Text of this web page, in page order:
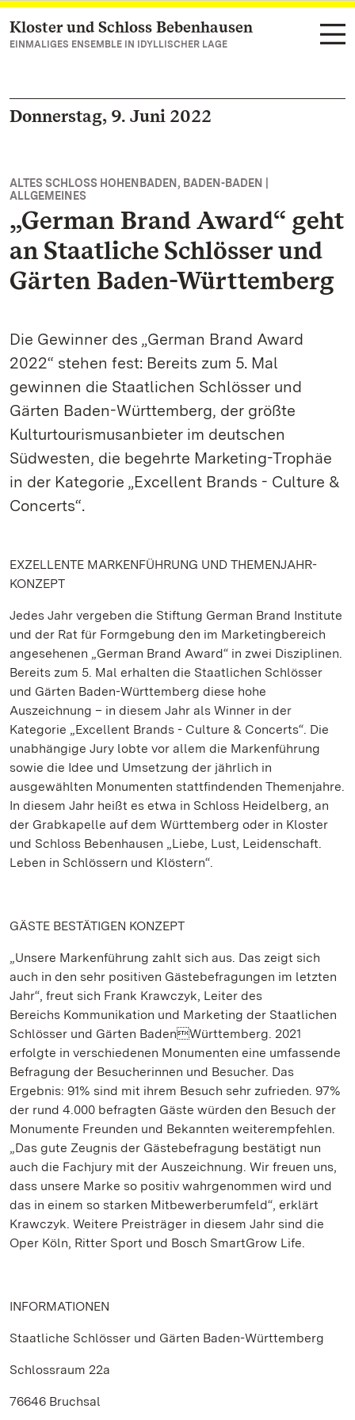
Zum Hauptinhalt springen
Kloster und Schloss Bebenhausen
EINMALIGES ENSEMBLE IN IDYLLISCHER LAGE
Donnerstag, 9. Juni 2022
ALTES SCHLOSS HOHENBADEN, BADEN-BADEN |
ALLGEMEINES
„German Brand Award“ geht
an Staatliche Schlösser und
Gärten Baden-Württemberg
Die Gewinner des „German Brand Award
2022“ stehen fest: Bereits zum 5. Mal
gewinnen die Staatlichen Schlösser und
Gärten Baden-Württemberg, der größte
Kulturtourismusanbieter im deutschen
Südwesten, die begehrte Marketing-Trophäe
in der Kategorie „Excellent Brands - Culture &
Concerts“.
EXZELLENTE MARKENFÜHRUNG UND THEMENJAHR-
KONZEPT
Jedes Jahr vergeben die Stiftung German Brand Institute
und der Rat für Formgebung den im Marketingbereich
angesehenen „German Brand Award“ in zwei Disziplinen.
Bereits zum 5. Mal erhalten die Staatlichen Schlösser
und Gärten Baden-Württemberg diese hohe
Auszeichnung – in diesem Jahr als Winner in der
Kategorie „Excellent Brands - Culture & Concerts“. Die
unabhängige Jury lobte vor allem die Markenführung
sowie die Idee und Umsetzung der jährlich in
ausgewählten Monumenten stattfindenden Themenjahre.
In diesem Jahr heißt es etwa in Schloss Heidelberg, an
der Grabkapelle auf dem Württemberg oder in Kloster
und Schloss Bebenhausen „Liebe, Lust, Leidenschaft.
Leben in Schlössern und Klöstern“.
GÄSTE BESTÄTIGEN KONZEPT
„Unsere Markenführung zahlt sich aus. Das zeigt sich
auch in den sehr positiven Gästebefragungen im letzten
Jahr“, freut sich Frank Krawczyk, Leiter des
Bereichs Kommunikation und Marketing der Staatlichen
Schlösser und Gärten BadenWürttemberg. 2021
erfolgte in verschiedenen Monumenten eine umfassende
Befragung der Besucherinnen und Besucher. Das
Ergebnis: 91% sind mit ihrem Besuch sehr zufrieden. 97%
der rund 4.000 befragten Gäste würden den Besuch der
Monumente Freunden und Bekannten weiterempfehlen.
„Das gute Zeugnis der Gästebefragung bestätigt nun
auch die Fachjury mit der Auszeichnung. Wir freuen uns,
dass unsere Marke so positiv wahrgenommen wird und
das in einem so starken Mitbewerberumfeld“, erklärt
Krawczyk. Weitere Preisträger in diesem Jahr sind die
Oper Köln, Ritter Sport und Bosch SmartGrow Life.
INFORMATIONEN
Staatliche Schlösser und Gärten Baden-Württemberg
Schlossraum 22a
76646 Bruchsal